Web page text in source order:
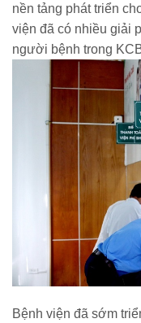
nền tảng phát triển
viện đã có nhiều giải
người bệnh trong
Bệnh viện đã sớm